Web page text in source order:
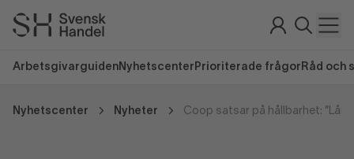
Arbetsgivarguiden Nyhetscenter Prioriterade frågor Råd och
Nyhetscenter Nyheter